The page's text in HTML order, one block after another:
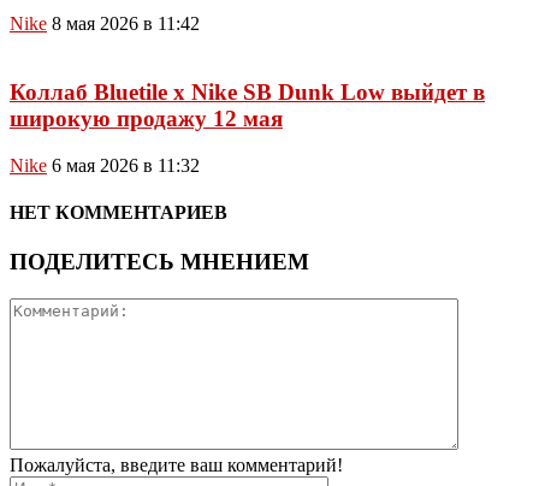
Nike 8 мая 2026 в 11:42
Коллаб Bluetile x Nike SB Dunk Low выйдет в
широкую продажу 12 мая
Nike 6 мая 2026 в 11:32
НЕТ КОММЕНТАРИЕВ
ПОДЕЛИТЕСЬ МНЕНИЕМ
Пожалуйста, введите ваш комментарий!